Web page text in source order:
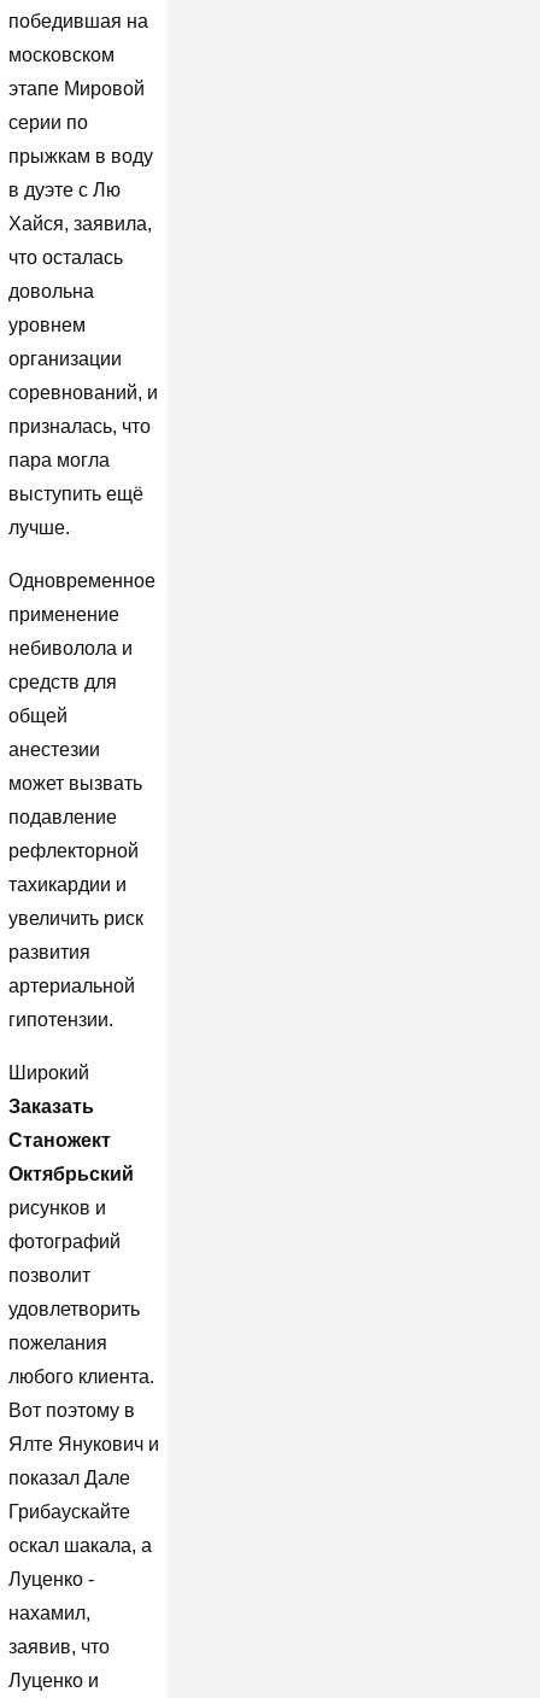
победившая на
московском
этапе Мировой
серии по
прыжкам в воду
в дуэте с Лю
Хайся, заявила,
что осталась
довольна
уровнем
организации
соревнований, и
призналась, что
пара могла
выступить ещё
лучше.
Одновременное
применение
небиволола и
средств для
общей
анестезии
может вызвать
подавление
рефлекторной
тахикардии и
увеличить риск
развития
артериальной
гипотензии.
Широкий
Заказать
Станожект
Октябрьский
рисунков и
фотографий
позволит
удовлетворить
пожелания
любого клиента.
Вот поэтому в
Ялте Янукович и
показал Дале
Грибаускайте
оскал шакала, а
Луценко -
нахамил,
заявив, что
Луценко и